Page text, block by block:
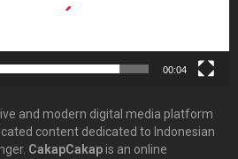
00:04
and modern digital media platform
content dedicated to Indonesian
CakapCakapis an online